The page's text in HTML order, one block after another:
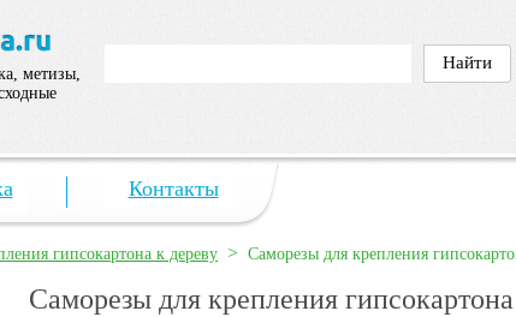
метизы,
Контакты
гипсокартона к дереву > Саморезы для крепления
Саморезы для крепления